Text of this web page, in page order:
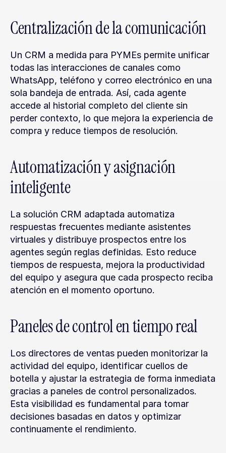
Centralización de la comunicación
Un CRM a medida para PYMEs permite unificar
todas las interacciones de canales como
WhatsApp, teléfono y correo electrónico en una
sola bandeja de entrada. Así, cada agente
accede al historial completo del cliente sin
perder contexto, lo que mejora la experiencia de
compra y reduce tiempos de resolución.
Automatización y asignación
inteligente
La solución CRM adaptada automatiza
respuestas frecuentes mediante asistentes
virtuales y distribuye prospectos entre los
agentes según reglas definidas. Esto reduce
tiempos de respuesta, mejora la productividad
del equipo y asegura que cada prospecto reciba
atención en el momento oportuno.
Paneles de control en tiempo real
Los directores de ventas pueden monitorizar la
actividad del equipo, identificar cuellos de
botella y ajustar la estrategia de forma inmediata
gracias a paneles de control personalizados.
Esta visibilidad es fundamental para tomar
decisiones basadas en datos y optimizar
continuamente el rendimiento.